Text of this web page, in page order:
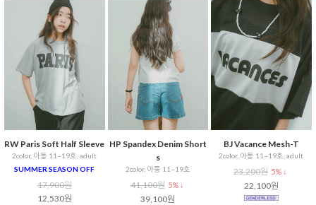
RW Paris Soft Half Sleeve
2color, 아동 11~19호, adult
SUMMER SEASON OFF
17,900원
12,530원
HP Spandex Denim Short
s
2color, 아동 11~19호
41,100원 5% ↓
39,100원
BJ Vacance Mesh-T
2color, 아동 11~19호, adult
23,200원 5% ↓
22,100원